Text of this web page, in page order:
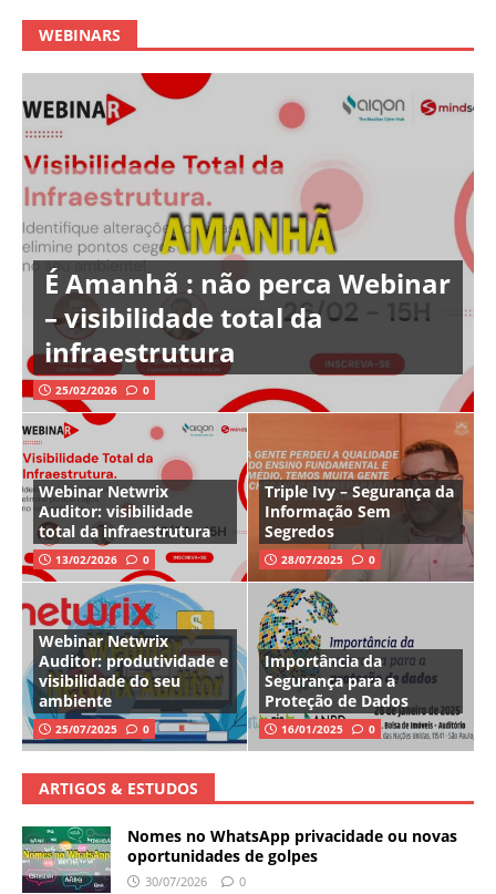
WEBINARS
É Amanhã : não perca Webinar
– visibilidade total da
infraestrutura
25/02/2026 0
Webinar Netwrix
Auditor: visibilidade
total da infraestrutura
13/02/2026 0
Triple Ivy – Segurança da
Informação Sem
Segredos
28/07/2025 0
Webinar Netwrix
Auditor: produtividade e
visibilidade do seu
ambiente
25/07/2025 0
Importância da
Segurança para a
Proteção de Dados
16/01/2025 0
ARTIGOS & ESTUDOS
Nomes no WhatsApp privacidade ou novas
oportunidades de golpes
30/07/2026 0